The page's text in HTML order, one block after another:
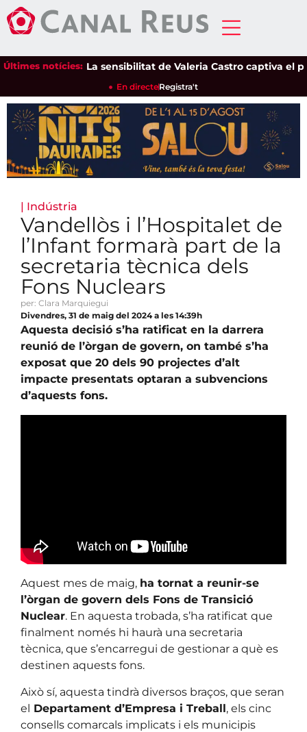
Últimes notícies:La sensibilitat de Valeria Castro captiva el
En directeRegistra't
| Indústria
Vandellòs i l’Hospitalet de
l’Infant formarà part de la
secretaria tècnica dels
Fons Nuclears
per: Clara Marquiegui
Divendres, 31 de maig del 2024 a les 14:39h
Aquesta decisió s’ha ratificat en la darrera
reunió de l’òrgan de govern, on també s’ha
exposat que 20 dels 90 projectes d’alt
impacte presentats optaran a subvencions
d’aquests fons.
Aquest mes de maig, ha tornat a reunir-se
l’òrgan de govern dels Fons de Transició
Nuclear. En aquesta trobada, s’ha ratificat que
finalment només hi haurà una secretaria
tècnica, que s’encarregui de gestionar a què es
destinen aquests fons.
Això sí, aquesta tindrà diversos braços, que seran
el Departament d’Empresa i Treball, els cinc
consells comarcals implicats i els municipis